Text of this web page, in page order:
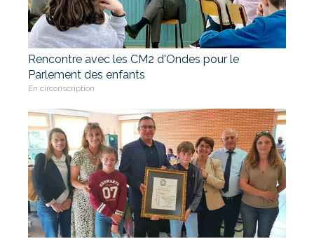
Rencontre avec les CM2 d'Ondes pour le
Parlement des enfants
En circonscription